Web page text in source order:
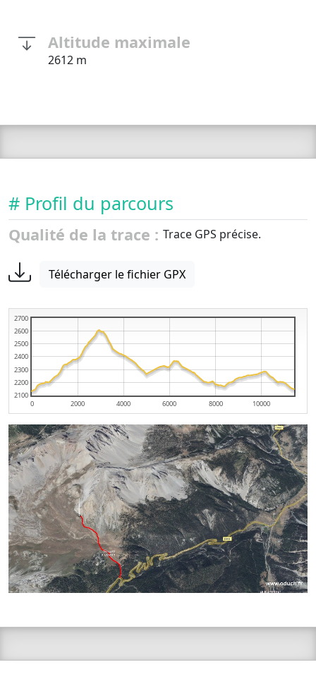
Altitude maximale
2612 m
# Profil du parcours
Qualité de la trace : Trace GPS précise.
Télécharger le fichier GPX
0 2000 4000 6000 8000 10000
2100
2200
2300
2400
2500
2600
2700